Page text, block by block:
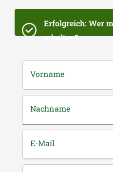
Erfolgreich: Wer
erhalten?
Vorname
Nachname
E-Mail